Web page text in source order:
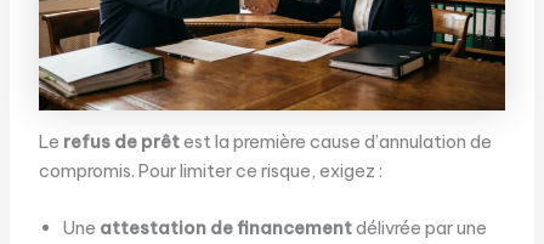
Le refus de prêtest la première cause d’annulation de
compromis. Pour limiter ce risque, exigez :
Une attestation de financementdélivrée par une